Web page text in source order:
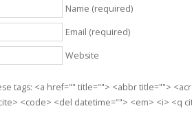
Name (required)
Email (required)
Website
tags: <a href="" title=""> <abbr title="">
<code> <del datetime=""> <em> <i> <q